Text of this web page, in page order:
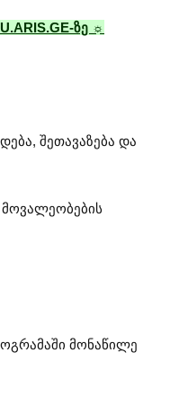
ზე ☼
შეთავაზება და
მოვალეობების
მონაწილე